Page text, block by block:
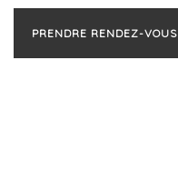
PRENDRE RENDEZ-VOUS